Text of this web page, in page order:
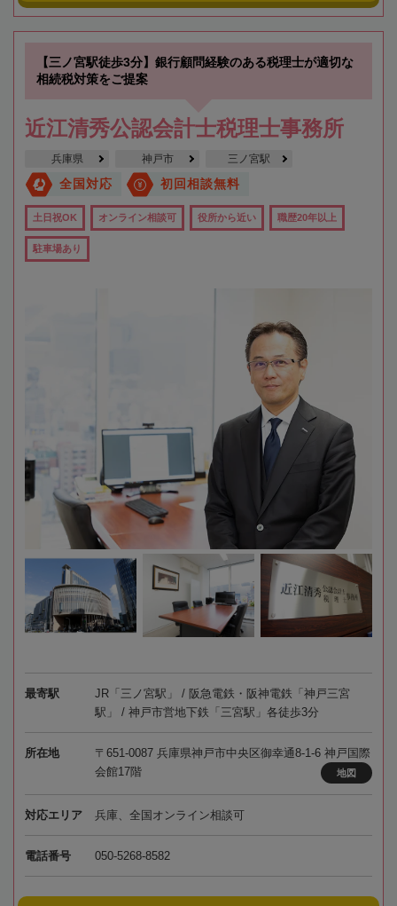
【三ノ宮駅徒歩3分】銀行顧問経験のある税理士が適切な
相続税対策をご提案
近江清秀公認会計士税理士事務所
兵庫県 神戸市 三ノ宮駅
全国対応 初回相談無料
土日祝OK オンライン相談可 役所から近い 職歴20年以上
駐車場あり
最寄駅
JR「三ノ宮駅」 / 阪急電鉄・阪神電鉄「神戸三宮
駅」 / 神戸市営地下鉄「三宮駅」各徒歩3分
所在地
〒651-0087 兵庫県神戸市中央区御幸通8-1-6 神戸国際
会館17階
地図
対応エリア 兵庫、全国オンライン相談可
電話番号 050-5268-8582